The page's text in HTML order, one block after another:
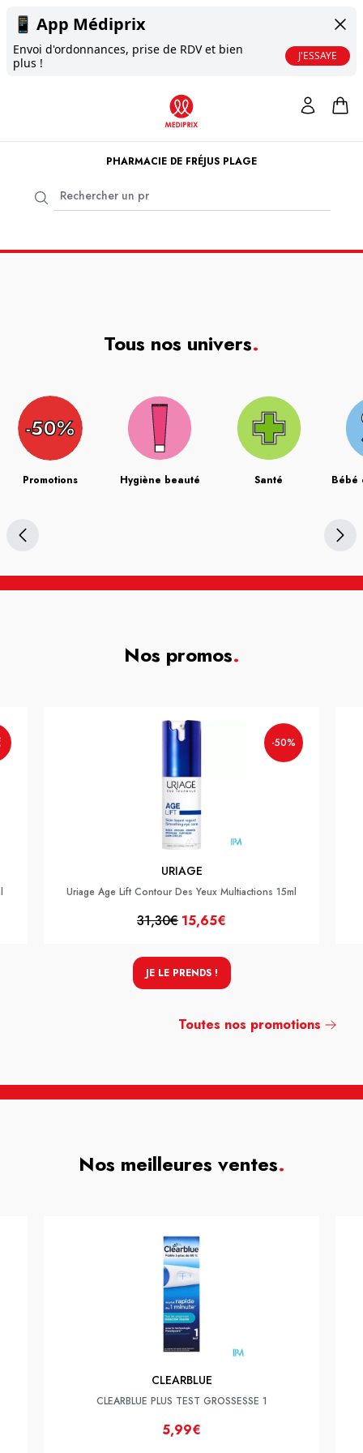
📱 App Médiprix
Envoi d'ordonnances, prise de RDV et bien
plus !
J'ESSAYE
PHARMACIE DE FRÉJUS PLAGE
Tous nos univers.
Promotions Hygiène beauté Santé Bébé
Nos promos.
-50%
URIAGE
Uriage Age Lift Contour Des Yeux Multiactions 15ml
31,30€ 15,65€
JE LE PRENDS !
Toutes nos promotions
Nos meilleures ventes.
CLEARBLUE
CLEARBLUE PLUS TEST GROSSESSE 1
5,99€